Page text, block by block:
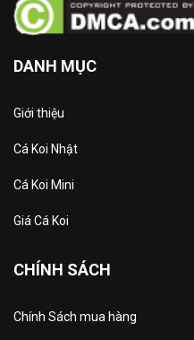
DANH MỤC
Giới thiệu
Cá Koi Nhật
Cá Koi Mini
Giá Cá Koi
CHÍNH SÁCH
Chính Sách mua hàng